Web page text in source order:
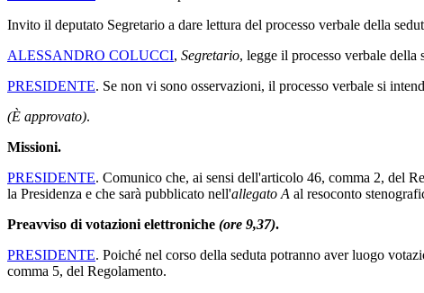
Invito il deputato Segretario a dare lettura del processo verbale della
ALESSANDRO COLUCCI, Segretario, legge il processo verbale della
PRESIDENTE. Se non vi sono osservazioni, il processo verbale si
(È approvato).
Missioni.
PRESIDENTE. Comunico che, ai sensi dell'articolo 46, comma 2, del
la Presidenza e che sarà pubblicato nell'allegato A al resoconto
Preavviso di votazioni elettroniche (ore 9,37).
PRESIDENTE. Poiché nel corso della seduta potranno aver luogo
comma 5, del Regolamento.